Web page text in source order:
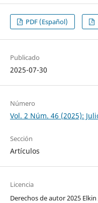
PDF (Español)
Publicado
2025-07-30
Número
Vol. 2 Núm. 46 (2025):
Sección
Artículos
Licencia
Derechos de autor 2025